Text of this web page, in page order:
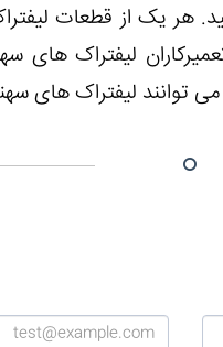
هر یک از قطعات
تعمیرکاران لیفتراک
لیفتراک های